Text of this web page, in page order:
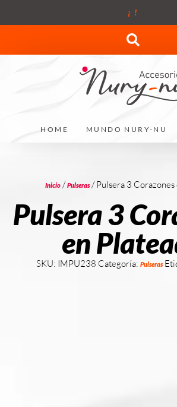
¡ !
HOME MUNDO NURY-NU
Inicio /Pulseras/ Pulsera 3 Corazones
Pulsera 3
en
SKU: IMPU238 Categoría: Pulseras